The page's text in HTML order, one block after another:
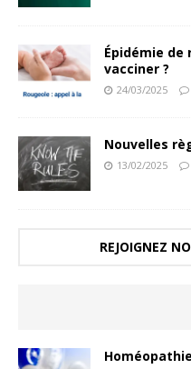
Épidémie
vacciner ?
24/03/2025
Nouvelles
13/02/2025
REJOIGNEZ
Homéopathie